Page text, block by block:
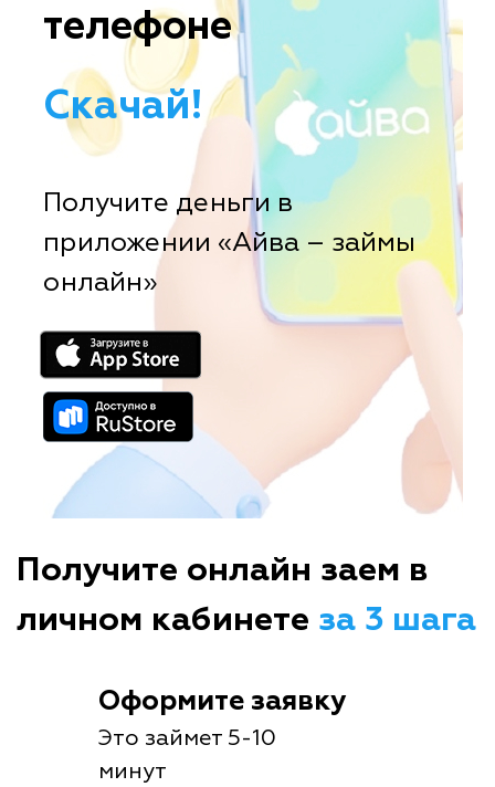
телефоне
Скачай!
Получите деньги в
приложении «Айва – займы
онлайн»
Получите онлайн заем в
личном кабинете за 3 шага
Оформите заявку
Это займет 5-10
минут